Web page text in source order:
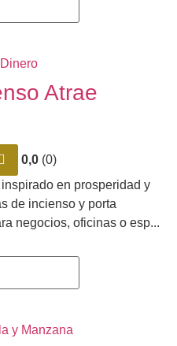
Atrae
0,0 (0)
en prosperidad y
de incienso y porta
negocios, oficinas o esp...